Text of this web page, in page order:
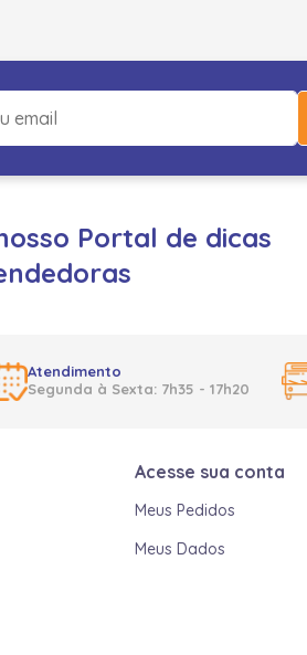
Portal de dicas
Atendimento
Segunda à Sexta: 7h35 - 17h20
Acesse sua conta
Meus Pedidos
Meus Dados